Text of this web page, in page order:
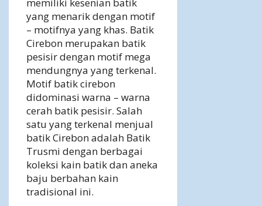
memiliki kesenian batik
yang menarik dengan motif
– motifnya yang khas. Batik
Cirebon merupakan batik
pesisir dengan motif mega
mendungnya yang terkenal.
Motif batik cirebon
didominasi warna – warna
cerah batik pesisir. Salah
satu yang terkenal menjual
batik Cirebon adalah Batik
Trusmi dengan berbagai
koleksi kain batik dan aneka
baju berbahan kain
tradisional ini.